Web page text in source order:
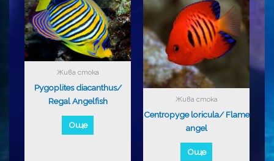
Жива стока
Pygoplites diacanthus/
Regal Angelfish
Още
Жива стока
Centropyge loricula/ Flame
angel
Още